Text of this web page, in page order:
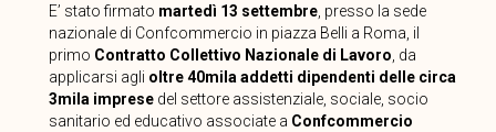
E’ stato firmato martedì 13 settembre, presso la sede
nazionale di Confcommercio in piazza Belli a Roma, il
primo Contratto Collettivo Nazionale di Lavoro , da
applicarsi agli oltre 40mila addetti dipendenti delle circa
3mila imprese del settore assistenziale, sociale, socio
sanitario ed educativo associate a Confcommercio